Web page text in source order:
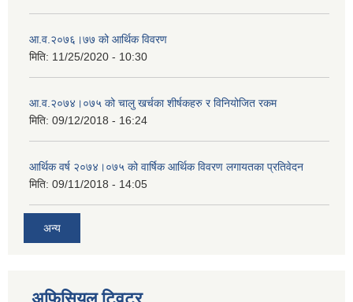
आ.व.२०७६।७७ को आर्थिक विवरण
मिति: 11/25/2020 - 10:30
आ.व.२०७४।०७५ को चालु खर्चका शीर्षकहरु र विनियोजित रकम
मिति: 09/12/2018 - 16:24
आर्थिक वर्ष २०७४।०७५ को वार्षिक आर्थिक विवरण लगायतका प्रतिवेदन
मिति: 09/11/2018 - 14:05
अन्य